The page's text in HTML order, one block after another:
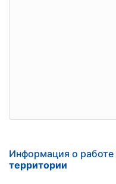
Информация о работе
территории